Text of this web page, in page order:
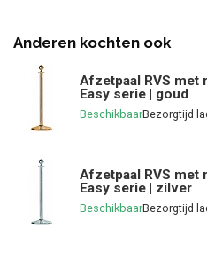
Anderen kochten ook
Afzetpaal RVS met
Easy serie | goud
Beschikbaar
Afzetpaal RVS met
Easy serie | zilver
Beschikbaar